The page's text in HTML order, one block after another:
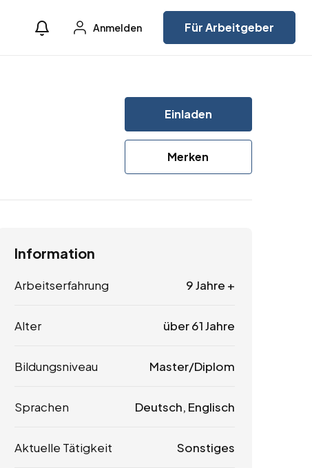
Anmelden Für Arbeitgeber
Einladen
Merken
Information
Arbeitserfahrung 9 Jahre +
Alter über 61 Jahre
Bildungsniveau Master/Diplom
Sprachen Deutsch, Englisch
Aktuelle Tätigkeit Sonstiges